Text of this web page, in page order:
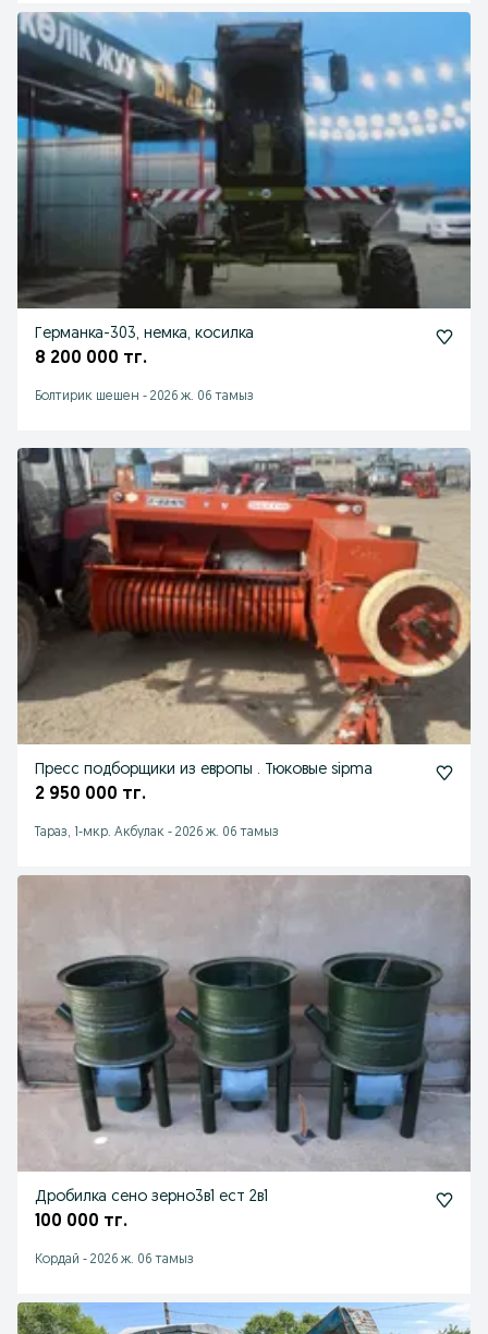
Германка-303, немка, косилка
8 200 000 тг.
Болтирик шешен - 2026 ж. 06 тамыз
Пресс подборщики из европы . Тюковые sipma
2 950 000 тг.
Тараз, 1-мкр. Акбулак - 2026 ж. 06 тамыз
Дробилка сено зерно3в1 ест 2в1
100 000 тг.
Кордай - 2026 ж. 06 тамыз